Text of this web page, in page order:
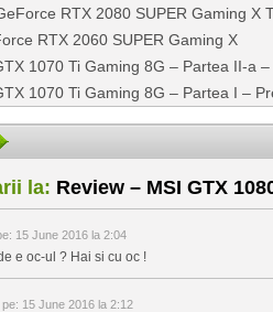
RTX 2080 SUPER Gaming X
RTX 2060 SUPER Gaming X
1070 Ti Gaming 8G – Partea II-a
1070 Ti Gaming 8G – Partea I –
la: Review – MSI GTX
15 June 2016 la 2:04
e oc-ul ? Hai si cu oc !
15 June 2016 la 2:12